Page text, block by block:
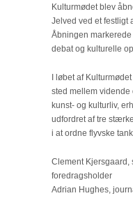
Kulturmødet blev
Jelved ved et festligt
Åbningen
debat og kulturelle
I løbet af
sted mellem
kunst- og kulturliv,
udfordret af tre
i at ordne flyvske
Clement
foredragsholder
Adrian Hughes,